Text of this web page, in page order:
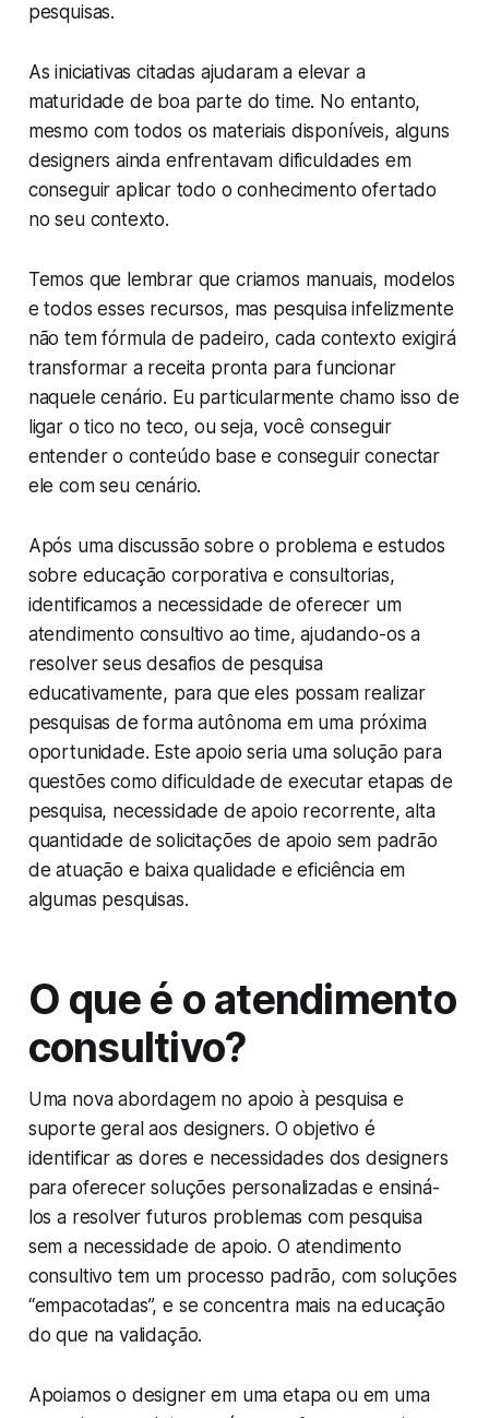
pesquisas.
As iniciativas citadas ajudaram a elevar a
maturidade de boa parte do time. No entanto,
mesmo com todos os materiais disponíveis, alguns
designers ainda enfrentavam dificuldades em
conseguir aplicar todo o conhecimento ofertado
no seu contexto.
Temos que lembrar que criamos manuais, modelos
e todos esses recursos, mas pesquisa infelizmente
não tem fórmula de padeiro, cada contexto exigirá
transformar a receita pronta para funcionar
naquele cenário. Eu particularmente chamo isso de
ligar o tico no teco, ou seja, você conseguir
entender o conteúdo base e conseguir conectar
ele com seu cenário.
Após uma discussão sobre o problema e estudos
sobre educação corporativa e consultorias,
identificamos a necessidade de oferecer um
atendimento consultivo ao time, ajudando-os a
resolver seus desafios de pesquisa
educativamente, para que eles possam realizar
pesquisas de forma autônoma em uma próxima
oportunidade. Este apoio seria uma solução para
questões como dificuldade de executar etapas de
pesquisa, necessidade de apoio recorrente, alta
quantidade de solicitações de apoio sem padrão
de atuação e baixa qualidade e eficiência em
algumas pesquisas.
O que é o atendimento
consultivo?
Uma nova abordagem no apoio à pesquisa e
suporte geral aos designers. O objetivo é
identificar as dores e necessidades dos designers
para oferecer soluções personalizadas e ensiná-
los a resolver futuros problemas com pesquisa
sem a necessidade de apoio. O atendimento
consultivo tem um processo padrão, com soluções
“empacotadas”, e se concentra mais na educação
do que na validação.
Apoiamos o designer em uma etapa ou em uma